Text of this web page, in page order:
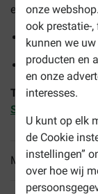
onze
ook prestatie-
kunnen we
producten en
en onze
interesses.
U kunt op elk
de Cookie
instellingen”
over hoe wij
een gezond
Verhoogd
Verzadigend
Tip:Combineer
Satiety Weight
Meer informatie